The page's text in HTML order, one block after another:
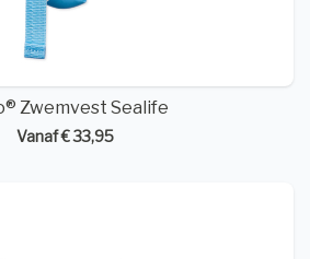
Zwemvest Sealife
Vanaf € 33,95